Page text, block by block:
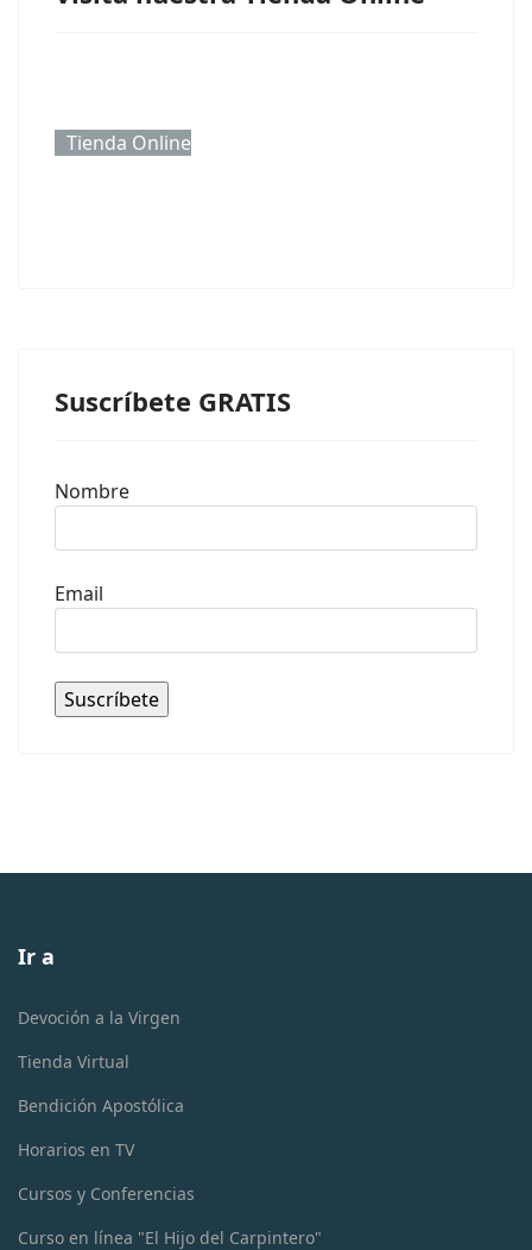
Tienda Online
Suscríbete GRATIS
Nombre
Email
Ir a
Devoción a la Virgen
Tienda Virtual
Bendición Apostólica
Horarios en TV
Cursos y Conferencias
Curso en línea "El Hijo del Carpintero"